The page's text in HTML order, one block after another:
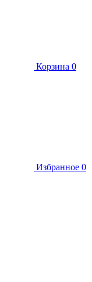
Корзина 0
Избранное 0